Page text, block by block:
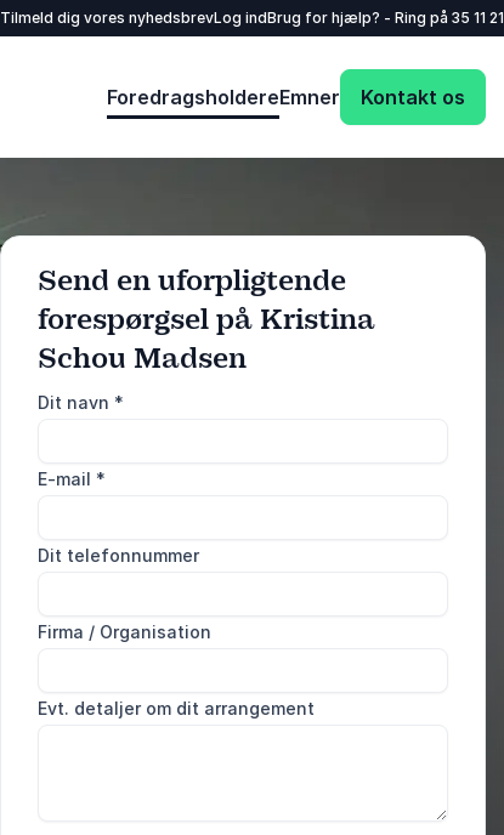
Tilmeld dig vores nyhedsbrevLog indBrug for hjælp? - Ring på 35 11
ForedragsholdereEmner Kontakt os
Send en uforpligtende
forespørgsel på Kristina
Schou Madsen
Dit navn *
E-mail *
Dit telefonnummer
Firma / Organisation
Evt. detaljer om dit arrangement